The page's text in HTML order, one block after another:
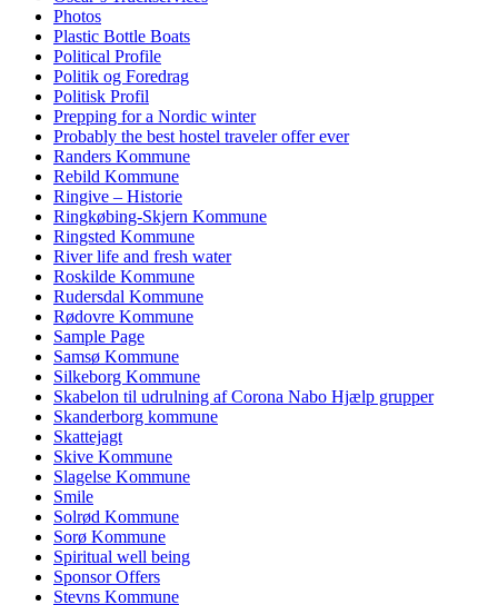
Photos
Plastic Bottle Boats
Political Profile
Politik og Foredrag
Politisk Profil
Prepping for a Nordic winter
Probably the best hostel traveler offer ever
Randers Kommune
Rebild Kommune
Ringive – Historie
Ringkøbing-Skjern Kommune
Ringsted Kommune
River life and fresh water
Roskilde Kommune
Rudersdal Kommune
Rødovre Kommune
Sample Page
Samsø Kommune
Silkeborg Kommune
Skabelon til udrulning af Corona Nabo Hjælp grupper
Skanderborg kommune
Skattejagt
Skive Kommune
Slagelse Kommune
Smile
Solrød Kommune
Sorø Kommune
Spiritual well being
Sponsor Offers
Stevns Kommune